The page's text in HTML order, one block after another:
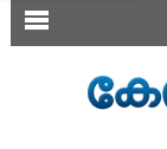
SECTIONS